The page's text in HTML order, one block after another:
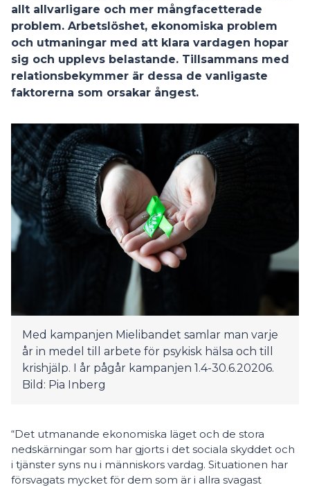
allt allvarligare och mer mångfacetterade
problem. Arbetslöshet, ekonomiska problem
och utmaningar med att klara vardagen hopar
sig och upplevs belastande. Tillsammans med
relationsbekymmer är dessa de vanligaste
faktorerna som orsakar ångest.
Med kampanjen Mielibandet samlar man varje
år in medel till arbete för psykisk hälsa och till
krishjälp. I år pågår kampanjen 1.4-30.6.20206.
Bild: Pia Inberg
“Det utmanande ekonomiska läget och de stora
nedskärningar som har gjorts i det sociala skyddet och
i tjänster syns nu i människors vardag. Situationen har
försvagats mycket för dem som är i allra svagast